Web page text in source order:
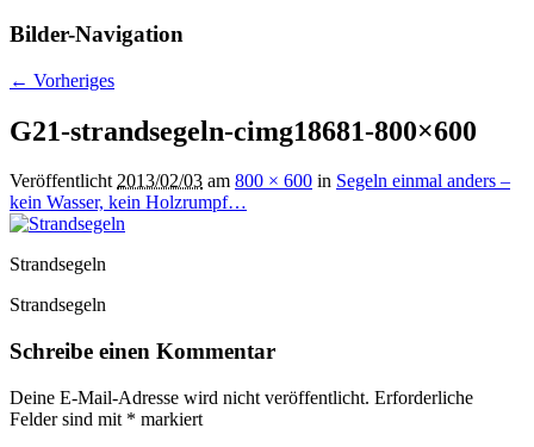
Bilder-Navigation
← Vorheriges
G21-strandsegeln-cimg18681-800×600
Veröffentlicht2013/02/03 am 800 × 600 in Segeln einmal anders –
kein Wasser, kein Holzrumpf…
Strandsegeln
Strandsegeln
Schreibe einen Kommentar
Deine E-Mail-Adresse wird nicht veröffentlicht. Erforderliche
Felder sind mit * markiert